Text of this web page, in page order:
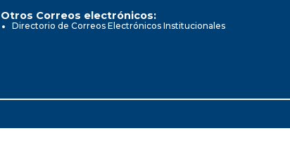
Otros Correos electrónicos:
Directorio de Correos Electrónicos Institucionales